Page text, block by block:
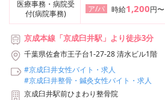
医療事務・病院受
付(病院事務)
ア/パ 時給1,200円〜
京成本線「京成臼井駅」より徒歩3分
千葉県佐倉市王子台1-27-28 清水ビル1階
#京成臼井女性バイト・求人
#京成臼井整骨・鍼灸女性バイト・求人
京成臼井駅前ひまわり整骨院